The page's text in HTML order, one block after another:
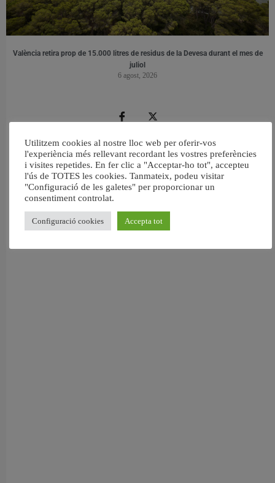
València retira prop de 15.000 litres de residus de la Devesa durant el mes de
juliol
6 agost, 2026
Utilitzem cookies al nostre lloc web per oferir-vos
l'experiència més rellevant recordant les vostres preferències
i visites repetides. En fer clic a "Acceptar-ho tot", accepteu
l'ús de TOTES les cookies. Tanmateix, podeu visitar
"Configuració de les galetes" per proporcionar un
consentiment controlat.
Configuració cookies Accepta tot